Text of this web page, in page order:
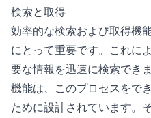
検索と取得
効率的な検索および取得機
にとって重要です。これに
要な情報を迅速に検索でき
機能は、このプロセスをで
ために設計されています。